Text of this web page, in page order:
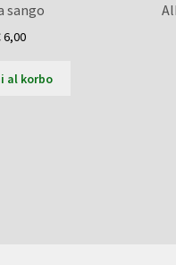
sango
6,00
al korbo